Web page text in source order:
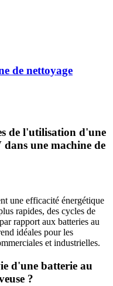
de nettoyage
de l'utilisation d'une
une machine de
une efficacité énergétique
rapides, des cycles de
rapport aux batteries au
idéales pour les
et industrielles.
d'une batterie au
?